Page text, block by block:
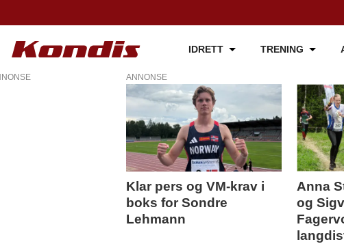
IDRETT TRENING
ANNONSE
Klar pers og VM-krav i
boks for Sondre
Lehmann
Anna
og